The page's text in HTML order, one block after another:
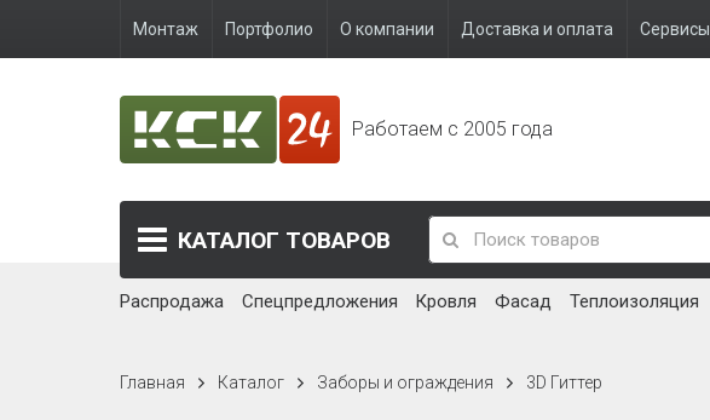
Монтаж Портфолио О компании Доставка и оплата Сервисы
Работаем с 2005 года
КАТАЛОГ ТОВАРОВ
Распродажа Спецпредложения Кровля Фасад Теплоизоляция
Главная Каталог Заборы и ограждения 3D Гиттер